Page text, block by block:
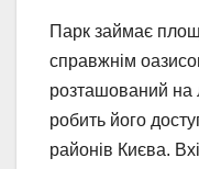
Парк займає
справжнім
розташований на
робить його
районів Києва.